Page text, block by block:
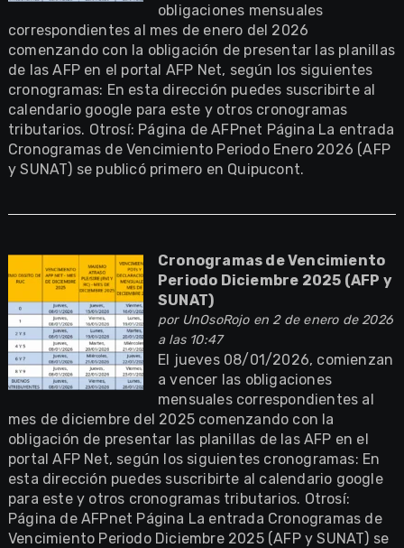
obligaciones mensuales
correspondientes al mes de enero del 2026
comenzando con la obligación de presentar las planillas
de las AFP en el portal AFP Net, según los siguientes
cronogramas: En esta dirección puedes suscribirte al
calendario google para este y otros cronogramas
tributarios. Otrosí: Página de AFPnet Página La entrada
Cronogramas de Vencimiento Periodo Enero 2026 (AFP
y SUNAT) se publicó primero en Quipucont.
Cronogramas de Vencimiento
Periodo Diciembre 2025 (AFP y
SUNAT)
por UnOsoRojoen 2 de enero de 2026
a las 10:47
El jueves 08/01/2026, comienzan
a vencer las obligaciones
mensuales correspondientes al
mes de diciembre del 2025 comenzando con la
obligación de presentar las planillas de las AFP en el
portal AFP Net, según los siguientes cronogramas: En
esta dirección puedes suscribirte al calendario google
para este y otros cronogramas tributarios. Otrosí:
Página de AFPnet Página La entrada Cronogramas de
Vencimiento Periodo Diciembre 2025 (AFP y SUNAT) se